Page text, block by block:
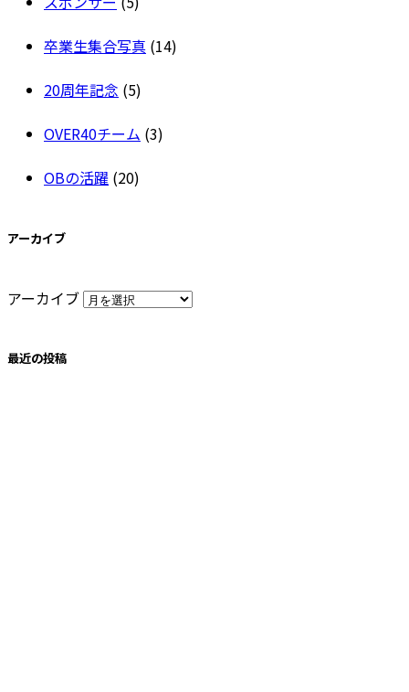
卒業生集合写真 (14)
20周年記念 (5)
OVER40チーム (3)
OBの活躍 (20)
アーカイブ
アーカイブ
最近の投稿